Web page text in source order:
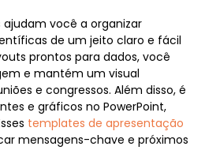
você a organizar
de um jeito claro e fácil
prontos para dados, você
e mantém um visual
e congressos. Além disso, é
e gráficos no PowerPoint,
templates de apresentação
mensagens-chave e próximos